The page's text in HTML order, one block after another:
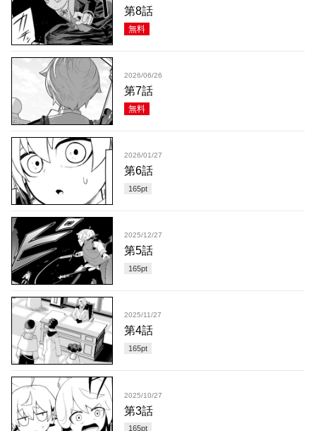
第8話
無料
2026/06/26
第7話
無料
2026/01/27
第6話
165pt
2025/12/27
第5話
165pt
2025/11/27
第4話
165pt
2025/10/27
第3話
165pt